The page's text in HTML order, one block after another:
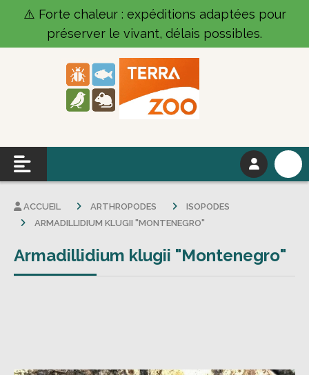
⚠️ Forte chaleur : expéditions adaptées pour
préserver le vivant, délais possibles.
ACCUEIL ARTHROPODES
ISOPODES
ARMADILLIDIUM KLUGII "MONTENEGRO"
Armadillidium klugii "Montenegro"